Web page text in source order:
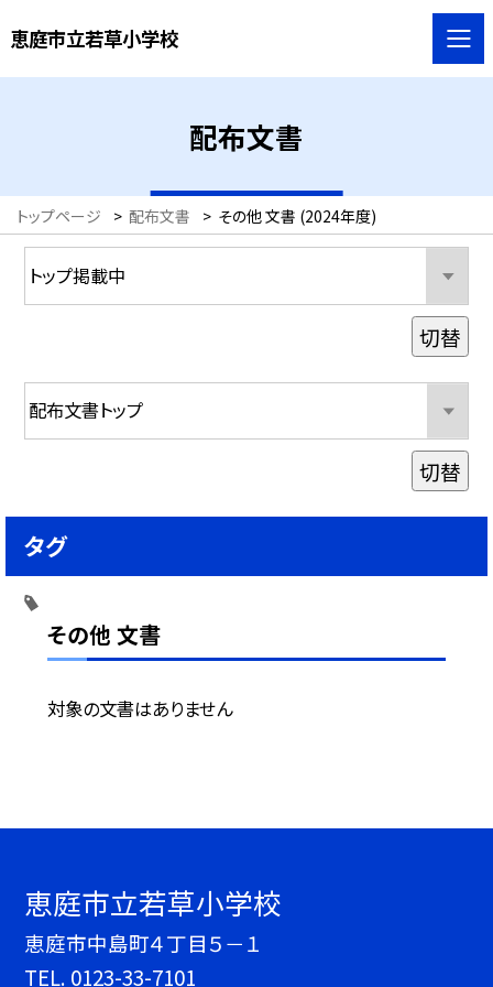
恵庭市立若草小学校
配布文書
トップページ > 配布文書 > その他 文書 (2024年度)
その他 文書
対象の文書はありません
切替
切替
タグ
恵庭市立若草小学校
恵庭市中島町４丁目５－１
TEL. 0123-33-7101